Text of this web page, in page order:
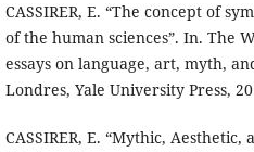
CASSIRER, E. “The concept of
of the human sciences”. In. The
essays on language, art, myth,
Londres, Yale University Press,
CASSIRER, E. “Mythic,